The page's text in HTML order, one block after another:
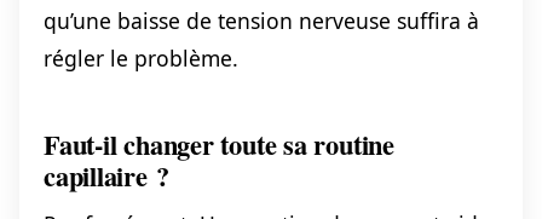
qu’une baisse de tension nerveuse suffira à
régler le problème.
Faut-il changer toute sa routine
capillaire ?